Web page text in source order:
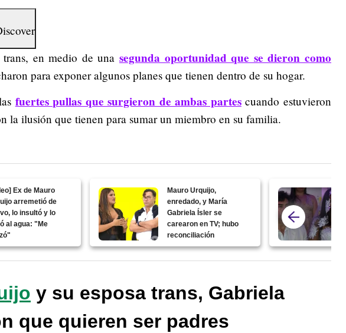
en medio de una segunda oportunidad que se dieron como
para exponer algunos planes que tienen dentro de su hogar.
fuertes pullas que surgieron de ambas partescuando estuvieron
la ilusión que tienen para sumar un miembro en su familia.
Ex de Mauro
arremetió de
lo insultó y lo
al agua: "Me
Mauro Urquijo,
enredado, y María
Gabriela Ísler se
carearon en TV; hubo
reconciliación
y su esposa trans, Gabriela
que quieren ser padres